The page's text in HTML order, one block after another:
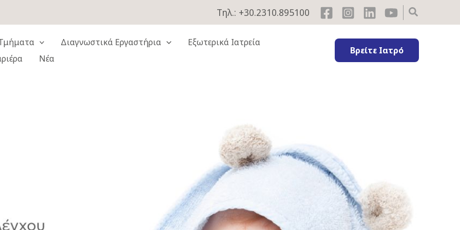
Τηλ.: +30.2310.895100
Διαγνωστικά Εργαστήρια
Εξωτερικά Ιατρεία
Νέα
Βρείτε Ιατρό